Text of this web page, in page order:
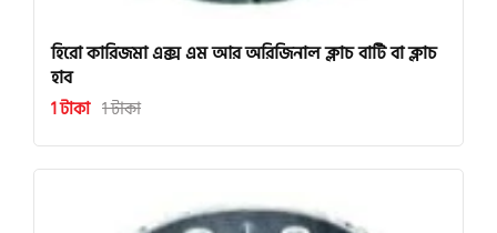
হিরো কারিজমা এক্স এম আর অরিজিনাল ক্লাচ বাটি বা ক্লাচ
হাব
1 টাকা 1 টাকা